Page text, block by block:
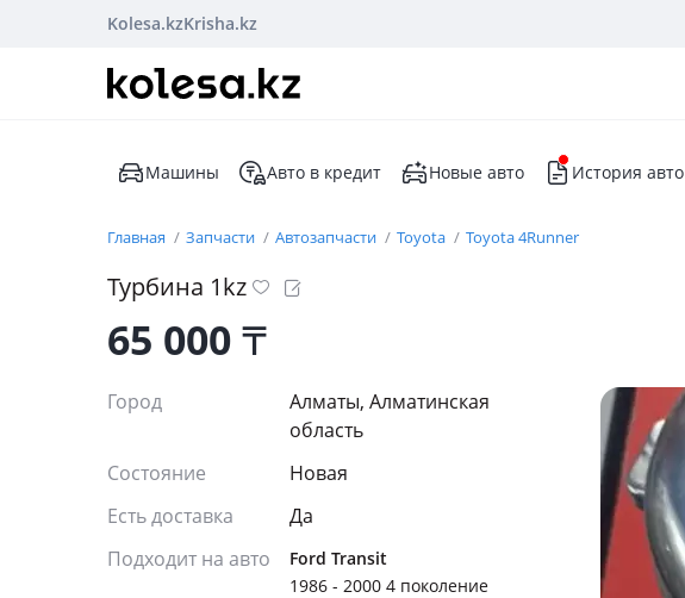
Kolesa.kzKrisha.kz
Машины Авто в кредит Новые авто История авто
Главная Запчасти Автозапчасти Toyota Toyota 4Runner
Турбина 1kz
65 000₸
Город
Алматы, Алматинская
область
Состояние
Новая
Есть доставка
Да
Подходит на авто
Ford Transit
1986 - 2000 4 поколение